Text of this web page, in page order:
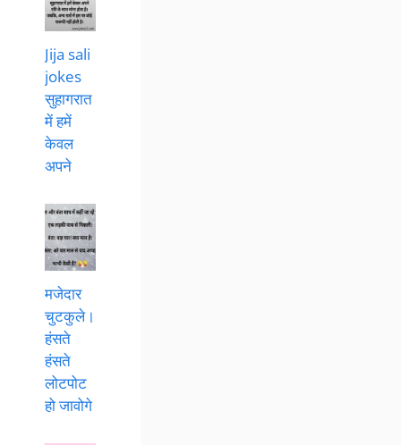
Jija sali
jokes
सुहागरात
में हमें
केवल
अपने
मजेदार
चुटकुले।
हंसते
हंसते
लोटपोट
हो जावोगे